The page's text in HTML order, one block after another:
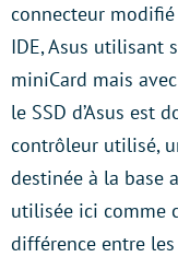
connecteur
IDE, Asus utilisant
miniCard mais
le SSD d’Asus est
contrôleur utilisé,
destinée à la base
utilisée ici comme
différence entre